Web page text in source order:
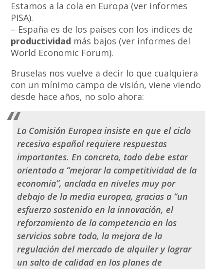
Estamos a la cola en Europa (ver informes
PISA).
– España es de los países con los indices de
productividad más bajos (ver informes del
World Economic Forum).
Bruselas nos vuelve a decir lo que cualquiera
con un mínimo campo de visión, viene viendo
desde hace años, no solo ahora:
La Comisión Europea insiste en que el ciclo
recesivo español requiere respuestas
importantes. En concreto, todo debe estar
orientado a “mejorar la competitividad de la
economía”, anclada en niveles muy por
debajo de la media europea, gracias a “un
esfuerzo sostenido en la innovación, el
reforzamiento de la competencia en los
servicios sobre todo, la mejora de la
regulación del mercado de alquiler y lograr
un salto de calidad en los planes de